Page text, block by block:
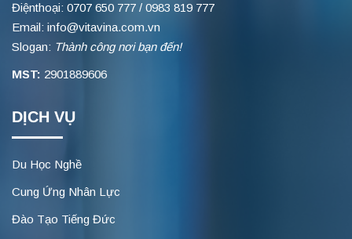
Điệnthoại: 0707 650 777 / 0983 819 777
Email: info@vitavina.com.vn
Slogan: Thành công nơi bạn đến!
MST: 2901889606
DỊCH VỤ
Du Học Nghề
Cung Ứng Nhân Lực
Đào Tạo Tiếng Đức